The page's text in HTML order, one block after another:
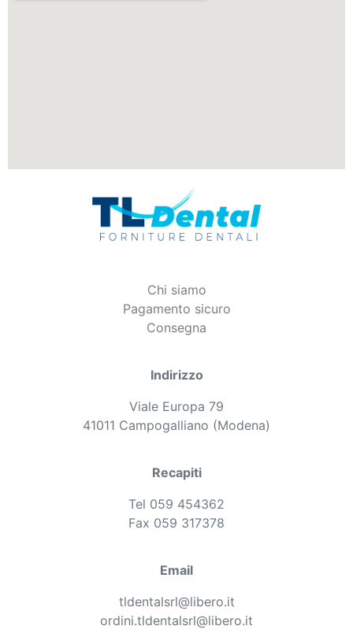
Chi siamo
Pagamento sicuro
Consegna
Indirizzo
Viale Europa 79
41011 Campogalliano (Modena)
Recapiti
Tel 059 454362
Fax 059 317378
Email
tldentalsrl@libero.it
ordini.tldentalsrl@libero.it